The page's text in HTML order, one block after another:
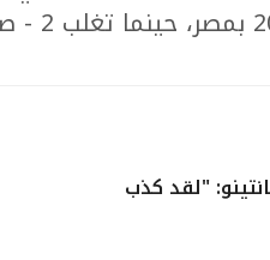
"لقد كذب